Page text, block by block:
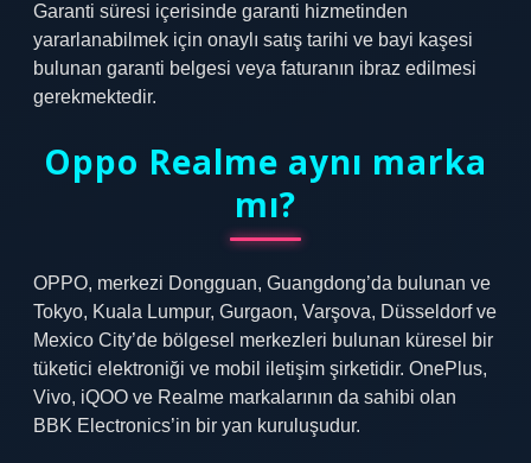
Garanti süresi içerisinde garanti hizmetinden
yararlanabilmek için onaylı satış tarihi ve bayi kaşesi
bulunan garanti belgesi veya faturanın ibraz edilmesi
gerekmektedir.
Oppo Realme aynı marka
mı?
OPPO, merkezi Dongguan, Guangdong’da bulunan ve
Tokyo, Kuala Lumpur, Gurgaon, Varşova, Düsseldorf ve
Mexico City’de bölgesel merkezleri bulunan küresel bir
tüketici elektroniği ve mobil iletişim şirketidir. OnePlus,
Vivo, iQOO ve Realme markalarının da sahibi olan
BBK Electronics’in bir yan kuruluşudur.